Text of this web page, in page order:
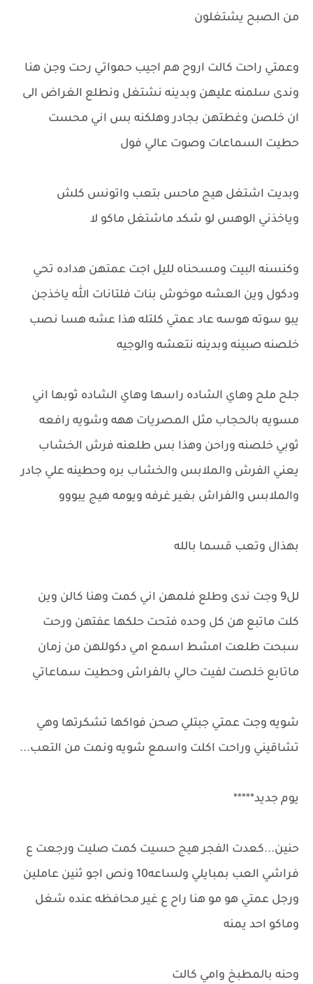
من الصبح يشتغلون
وعمتي راحت كالت اروح هم اجيب حمواتي رحت وجن هنا
وندى سلمنه عليهن وبدينه نشتغل ونطلع الغراض الى
ان خلصن وغطتهن بجادر وهلكنه بس اني محست
حطيت السماعات وصوت عالي فول
وبديت اشتغل هيج ماحس بتعب واتونس كلش
وياخذني الوهس لو شكد ماشتغل ماكو لا
وكنسنه البيت ومسحناه لليل اجت عمتهن هداده تحي
ودكول وين العشه موخوش بنات فلتانات الله ياخذجن
يبو سوته هوسه عاد عمتي كلتله هذا عشه هسا نصب
خلصنه صبينه وبدينه نتعشه والوجيه
جلح ملح وهاي الشاده راسها وهاي الشاده ثوبها اني
مسويه بالحجاب مثل المصريات ههه وشويه رافعه
ثوبي خلصنه وراحن وهذا بس طلعنه فرش الخشاب
يعني الفرش والملابس والخشاب بره وحطينه علي جادر
والملابس والفراش بغير غرفه ويومه هيج يبووو
بهذال وتعب قسما بالله
لل9 وجت ندى وطلع فلمهن اني كمت وهنا كالن وين
كلت ماتبع هن كل وحده فتحت حلكها عفتهن ورحت
سبحت طلعت امشط اسمع امي دكوللهن من زمان
ماتابع خلصت لفيت حالي بالفراش وحطيت سماعاتي
شويه وجت عمتي جبتلي صحن فواكها تشكرتها وهي
تشاقيني وراحت اكلت واسمع شويه ونمت من التعب...
يوم جديد*****
حنين...كعدت الفجر هيج حسيت كمت صليت ورجعت ع
فراشي العب بمبايلي ولساعه10 ونص اجو ثنين عاملين
ورجل عمتي هو مو هنا راح ع غير محافظه عنده شغل
وماكو احد يمنه
وحنه بالمطبخ وامي كالت